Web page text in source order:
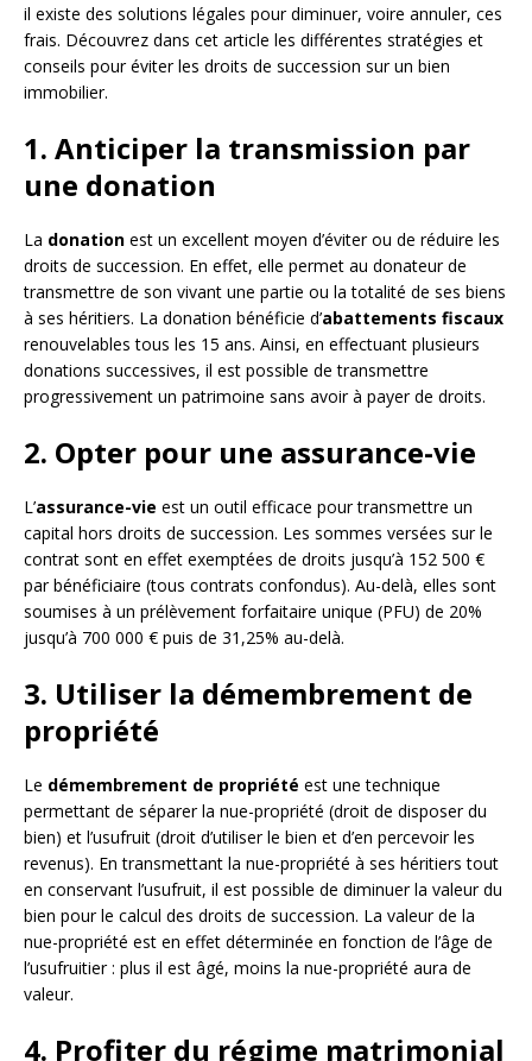
il existe des solutions légales pour diminuer, voire annuler, ces
frais. Découvrez dans cet article les différentes stratégies et
conseils pour éviter les droits de succession sur un bien
immobilier.
1. Anticiper la transmission par
une donation
La donation est un excellent moyen d’éviter ou de réduire les
droits de succession. En effet, elle permet au donateur de
transmettre de son vivant une partie ou la totalité de ses biens
à ses héritiers. La donation bénéficie d’abattements fiscaux
renouvelables tous les 15 ans. Ainsi, en effectuant plusieurs
donations successives, il est possible de transmettre
progressivement un patrimoine sans avoir à payer de droits.
2. Opter pour une assurance-vie
L’assurance-vie est un outil efficace pour transmettre un
capital hors droits de succession. Les sommes versées sur le
contrat sont en effet exemptées de droits jusqu’à 152 500 €
par bénéficiaire (tous contrats confondus). Au-delà, elles sont
soumises à un prélèvement forfaitaire unique (PFU) de 20%
jusqu’à 700 000 € puis de 31,25% au-delà.
3. Utiliser la démembrement de
propriété
Le démembrement de propriété est une technique
permettant de séparer la nue-propriété (droit de disposer du
bien) et l’usufruit (droit d’utiliser le bien et d’en percevoir les
revenus). En transmettant la nue-propriété à ses héritiers tout
en conservant l’usufruit, il est possible de diminuer la valeur du
bien pour le calcul des droits de succession. La valeur de la
nue-propriété est en effet déterminée en fonction de l’âge de
l’usufruitier : plus il est âgé, moins la nue-propriété aura de
valeur.
4. Profiter du régime matrimonial